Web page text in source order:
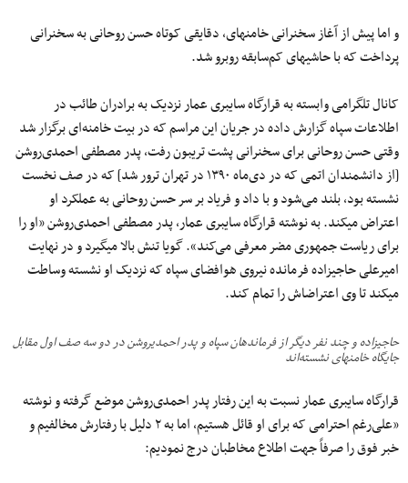
و اما پیش از آغاز سخنرانی خامنه‎ای، دقایقی کوتاه حسن روحانی به سخنرانی
پرداخت که با حاشیه‎ای کم‌سابقه روبرو شد.
کانال تلگرامی وابسته به قرارگاه سایبری عمار نزدیک به برادران طائب در
اطلاعات سپاه گزارش داده در جریان این مراسم که در بیت خامنه‌ای برگزار شد
وقتی حسن روحانی برای سخنرانی پشت تریبون رفت، پدر مصطفی احمدی‌روشن
[از دانشمندان اتمی که در دی‌ماه ۱۳۹۰ در تهران ترور شد] که در صف نخست
نشسته بود، بلند می‌شود و با داد و فریاد بر سر حسن روحانی به عملکرد او
اعتراض می‎کند. به نوشته قرارگاه سایبری عمار، پدر مصطفی احمدی‌روشن «او را
برای ریاست جمهوری مضر معرفی می‌کند». گویا تنش بالا می‎گیرد و در نهایت
امیرعلی حاجی‎زاده فرمانده نیروی هوافضای سپاه که نزدیک او نشسته وساطت
می‎کند تا وی اعتراض‎اش را تمام کند.
حاجی‎زاده و چند نفر دیگر از فرماندهان سپاه و پدر احمدی‎روشن در دو سه صف اول مقابل
جایگاه خامنه‎ای نشسته‌اند
قرارگاه سایبری عمار نسبت به این رفتار پدر احمدی‌روشن موضع گرفته و نوشته
«علی‌رغم احترامی که برای او قائل هستیم، اما به ۲ دلیل با رفتارش مخالفیم و
خبر فوق را صرفاً جهت اطلاع مخاطبان درج نمودیم: